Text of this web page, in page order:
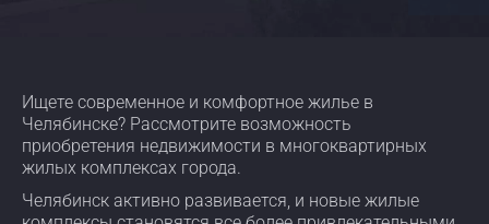
Ищете современное и комфортное жилье в
Челябинске? Рассмотрите возможность
приобретения недвижимости в многоквартирных
жилых комплексах города.
Челябинск активно развивается, и новые жилые